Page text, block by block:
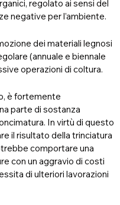
regolato ai sensi del
negative per l’ambiente.
dei materiali legnosi
(annuale e biennale
operazioni di coltura.
è fortemente
parte di sostanza
In virtù di questo
il risultato della trinciatura
comportare una
con un aggravio di costi
di ulteriori lavorazioni